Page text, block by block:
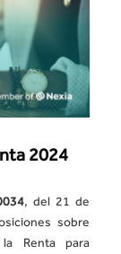
2024
, del 21 de
sobre
Renta para